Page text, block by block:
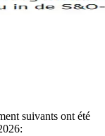
suivants ont été